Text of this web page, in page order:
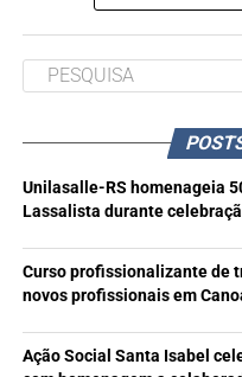
Unilasalle-RS homenageia
Lassalista durante
Curso profissionalizante de
novos profissionais em
Ação Social Santa Isabel